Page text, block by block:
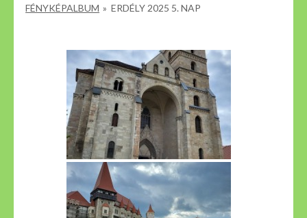
FÉNYKÉPALBUM » ERDÉLY 2025 5. NAP